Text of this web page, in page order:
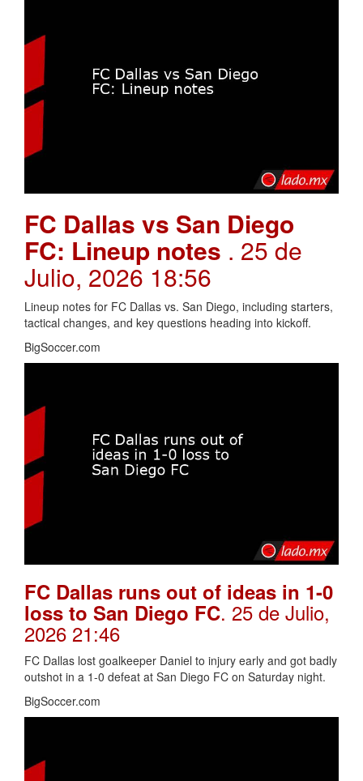
FC Dallas vs San Diego
FC: Lineup notes . 25 de
Julio, 2026 18:56
Lineup notes for FC Dallas vs. San Diego, including starters,
tactical changes, and key questions heading into kickoff.
BigSoccer.com
FC Dallas runs out of ideas in 1-0
loss to San Diego FC. 25 de Julio,
2026 21:46
FC Dallas lost goalkeeper Daniel to injury early and got badly
outshot in a 1-0 defeat at San Diego FC on Saturday night.
BigSoccer.com